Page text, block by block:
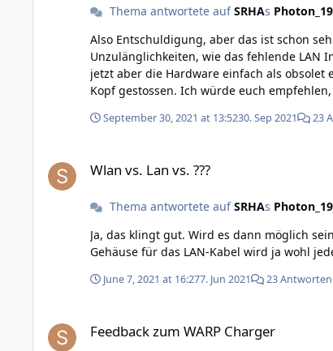
Thema antwortete aufSRHAs
Also Entschuldigung, aber das ist schon
Unzulänglichkeiten, wie das fehlende LAN
jetzt aber die Hardware einfach als
Kopf gestossen. Ich würde euch
bestimmt auch zukünftige Käufer zweimal
September 30, 2021 at 13:5230. Sep 2021 23
Wlan vs. Lan vs. ???
Thema antwortete aufSRHAs
Ja, das klingt gut. Wird es dann möglich
Gehäuse für das LAN-Kabel wird ja wohl
June 7, 2021 at 16:277. Jun 2021 23 Antworten
Feedback zum WARP Charger